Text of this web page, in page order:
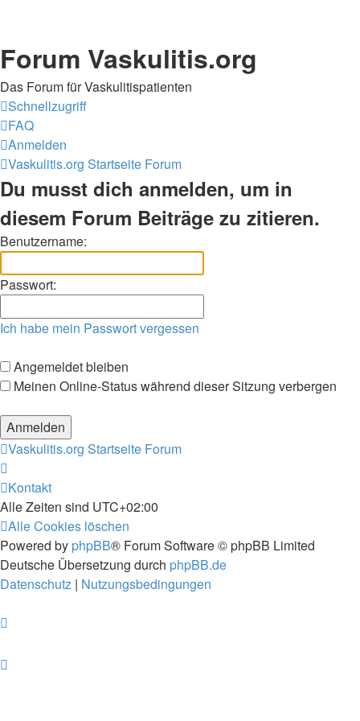
Forum Vaskulitis.org
Das Forum für Vaskulitispatienten
Schnellzugriff
FAQ
Anmelden
Vaskulitis.org Startseite Forum
Du musst dich anmelden, um in
diesem Forum Beiträge zu zitieren.
Benutzername:
Passwort:
Ich habe mein Passwort vergessen
Angemeldet bleiben
Meinen Online-Status während dieser Sitzung verbergen
Vaskulitis.org Startseite Forum
Kontakt
Alle Zeiten sind UTC+02:00
Alle Cookies löschen
Powered by phpBB® Forum Software © phpBB Limited
Deutsche Übersetzung durch phpBB.de
Datenschutz | Nutzungsbedingungen